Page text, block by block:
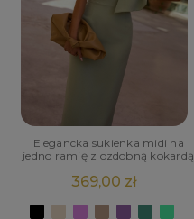
Elegancka sukienka midi na
jedno ramię z ozdobną kokardą
369,00 zł